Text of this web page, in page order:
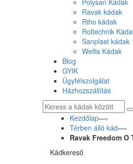
Polysan Kádak
Ravak kádak
Riho kádak
Roltechnik
Sanplast kádak
Wellis Kádak
Blog
GYIK
Ügyfélszolgálat
Házhozszállítás
Kezdőlap—›
Térben álló kád—›
Ravak Freedom O
Kádkereső